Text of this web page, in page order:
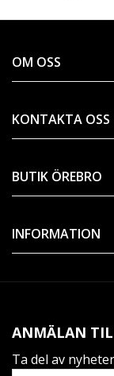
OM OSS
KONTAKTA OSS
BUTIK ÖREBRO
INFORMATION
ANMÄLAN
Ta del av